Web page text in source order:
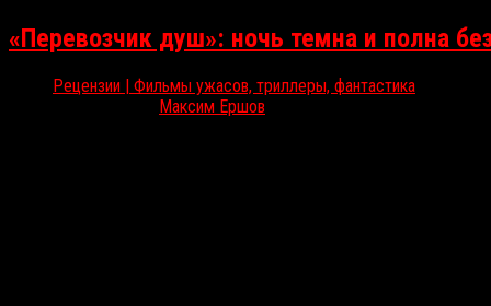
«Перевозчик душ»: ночь темна и полна
Рецензии | Фильмы ужасов, триллеры, фантастика
Максим Ершов